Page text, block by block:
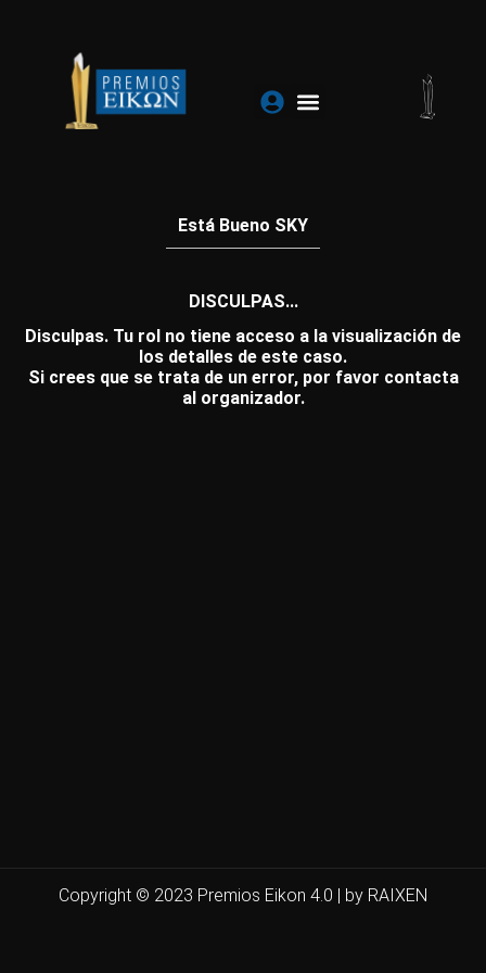
contenido
Está Bueno SKY
DISCULPAS...
Disculpas. Tu rol no tiene acceso a la visualización de
los detalles de este caso.
Si crees que se trata de un error, por favor contacta
al organizador.
Copyright © 2023 Premios Eikon 4.0 | by RAIXEN